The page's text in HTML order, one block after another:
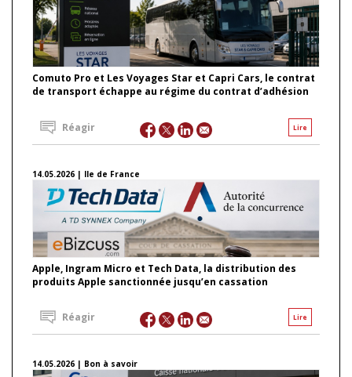
Comuto Pro et Les Voyages Star et Capri Cars, le contrat
de transport échappe au régime du contrat d’adhésion
Lire
Réagir
14.05.2026 | Ile de France
Apple, Ingram Micro et Tech Data, la distribution des
produits Apple sanctionnée jusqu’en cassation
Lire
Réagir
14.05.2026 | Bon à savoir